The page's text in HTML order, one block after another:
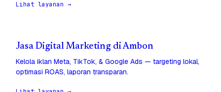
Lihat layanan →
Jasa Digital Marketing di Ambon
Kelola iklan Meta, TikTok, & Google Ads — targeting lokal,
optimasi ROAS, laporan transparan.